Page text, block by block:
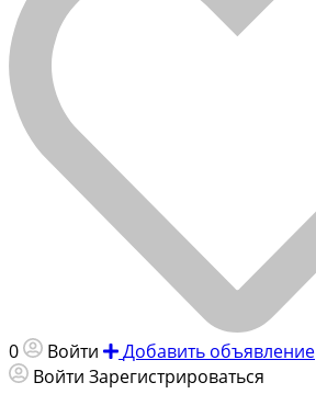
0 Войти
Добавить объявление
Войти Зарегистрироваться